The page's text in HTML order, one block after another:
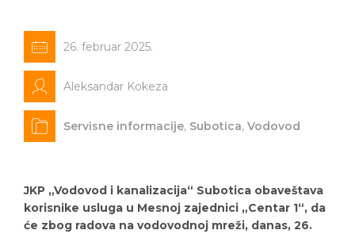
26. februar 2025.
Aleksandar Kokeza
Servisne informacije, Subotica, Vodovod
JKP „Vodovod i kanalizacija“ Subotica obaveštava
korisnike usluga u Mesnoj zajednici „Centar 1“, da
će zbog radova na vodovodnoj mreži, danas, 26.